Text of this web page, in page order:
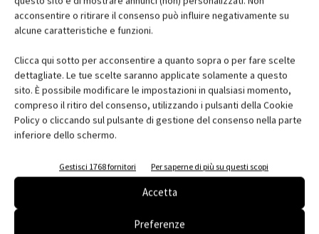
acconsentire o ritirare il consenso può influire negativamente su
alcune caratteristiche e funzioni.
Clicca qui sotto per acconsentire a quanto sopra o per fare scelte
dettagliate. Le tue scelte saranno applicate solamente a questo
sito. È possibile modificare le impostazioni in qualsiasi momento,
compreso il ritiro del consenso, utilizzando i pulsanti della Cookie
Policy o cliccando sul pulsante di gestione del consenso nella parte
inferiore dello schermo.
Gestisci 1768 fornitori Per saperne di più su questi scopi
Accetta
Preferenze
Recupero edificio esistente e nuova
costruzione a Erba (Co) – Marco...
Chiara Scalco